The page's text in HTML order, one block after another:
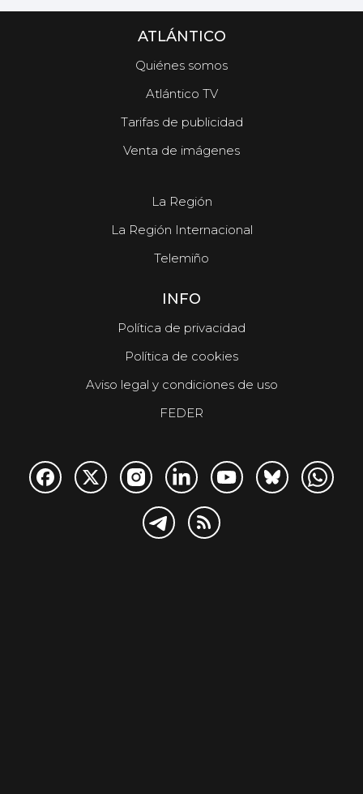
ATLÁNTICO
Quiénes somos
Atlántico TV
Tarifas de publicidad
Venta de imágenes
La Región
La Región Internacional
Telemiño
INFO
Política de privacidad
Política de cookies
Aviso legal y condiciones de uso
FEDER